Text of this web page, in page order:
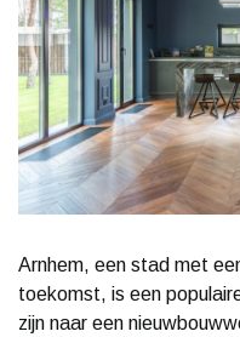
Arnhem, een stad met
toekomst, is een
zijn naar een